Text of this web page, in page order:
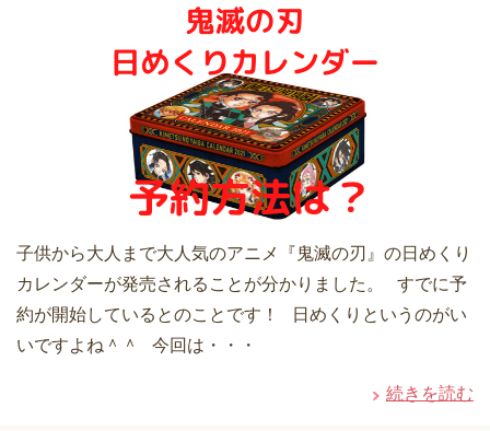
子供から大人まで大人気のアニメ『鬼滅の刃』の日めくり
カレンダーが発売されることが分かりました。 すでに予
約が開始しているとのことです！ 日めくりというのがい
いですよね＾＾ 今回は・・・
続きを読む